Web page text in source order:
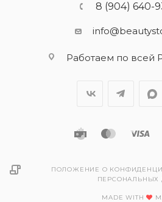
8 (904) 640-
Работаем по всей
ПОЛОЖЕНИЕ О
ПЕРСОНАЛЬНЫХ
MADE WITH